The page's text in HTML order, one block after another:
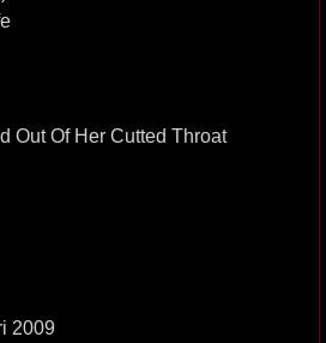
Out Of Her Cutted Throat
2009